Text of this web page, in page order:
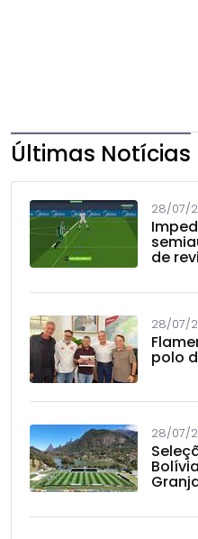
Últimas Notícias
28/07/
de
28/07/
polo
28/07/